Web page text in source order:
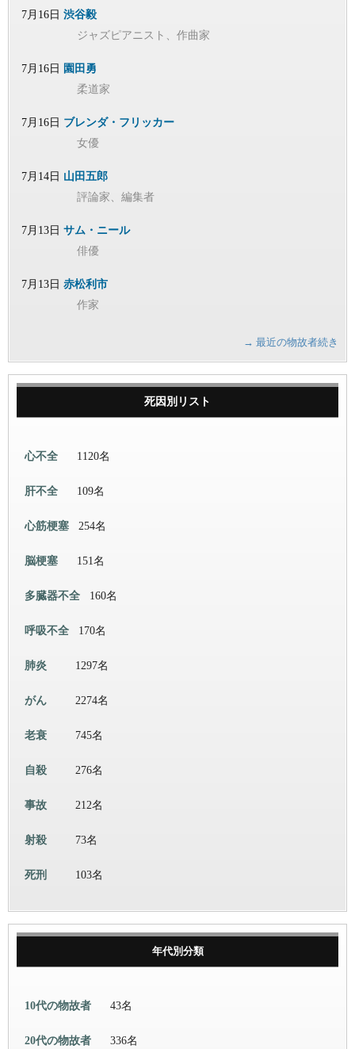
7月16日 渋谷毅
ジャズピアニスト、作曲家
7月16日 園田勇
柔道家
7月16日 ブレンダ・フリッカー
女優
7月14日 山田五郎
評論家、編集者
7月13日 サム・ニール
俳優
7月13日 赤松利市
作家
→ 最近の物故者続き
死因別リスト
心不全 1120名
肝不全 109名
心筋梗塞 254名
脳梗塞 151名
多臓器不全 160名
呼吸不全 170名
肺炎 1297名
がん 2274名
老衰 745名
自殺 276名
事故 212名
射殺 73名
死刑 103名
年代別分類
10代の物故者 43名
20代の物故者 336名